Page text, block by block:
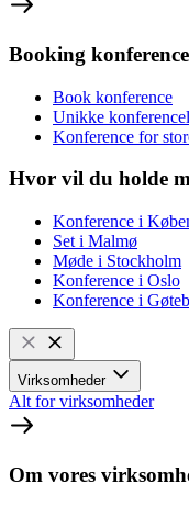
Booking konference
Book konference
Unikke
Konference for
Hvor vil du holde
Konference i
Set i Malmø
Møde i Stockholm
Konference i Oslo
Konference i
Virksomheder
Alt for virksomheder
Om vores